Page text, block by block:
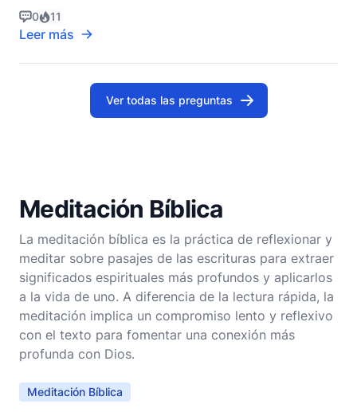
creyentes. Esta práctica implica leer y meditar en
las Escrituras, junto con otros textos espirituales,
para fomentar una relación más profunda con
0 11
Leer más
Ver todas las preguntas
Meditación Bíblica
La meditación bíblica es la práctica de reflexionar y
meditar sobre pasajes de las escrituras para extraer
significados espirituales más profundos y aplicarlos
a la vida de uno. A diferencia de la lectura rápida, la
meditación implica un compromiso lento y reflexivo
con el texto para fomentar una conexión más
profunda con Dios.
Meditación Bíblica